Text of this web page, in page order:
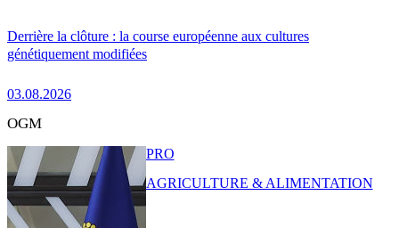
Derrière la clôture : la course européenne aux cultures
génétiquement modifiées
03.08.2026
OGM
PRO
AGRICULTURE & ALIMENTATION